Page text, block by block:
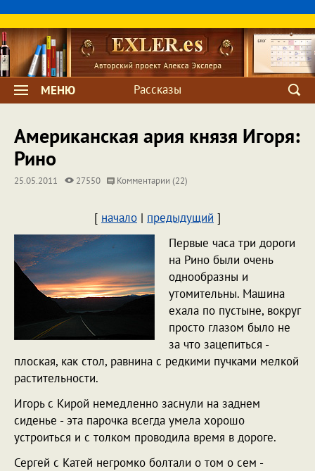
МЕНЮ Рассказы
Американская ария князя Игоря:
Рино
25.05.2011 27550 Комментарии (22)
[ начало | предыдущий ]
Первые часа три дороги
на Рино были очень
однообразны и
утомительны. Машина
ехала по пустыне, вокруг
просто глазом было не
за что зацепиться -
плоская, как стол, равнина с редкими пучками мелкой
растительности.
Игорь с Кирой немедленно заснули на заднем
сиденье - эта парочка всегда умела хорошо
устроиться и с толком проводила время в дороге.
Сергей с Катей негромко болтали о том о сем -